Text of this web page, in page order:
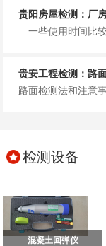
贵阳房屋检测：厂
贵安工程检测：路
检测设备
混凝土回弹仪